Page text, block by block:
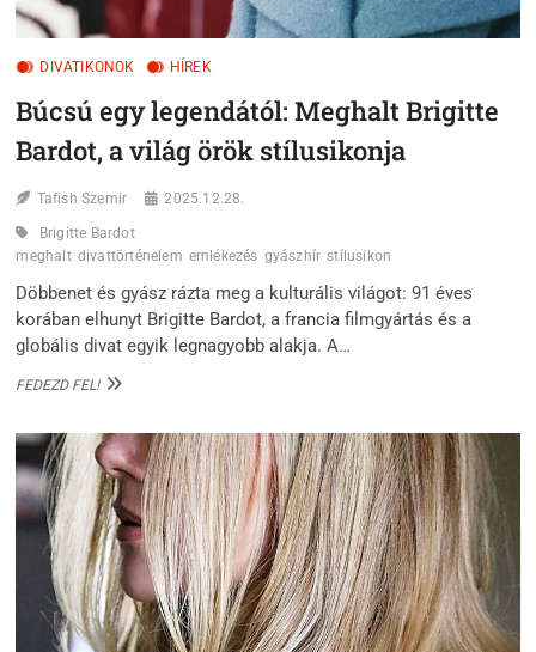
DIVATIKONOK HÍREK
Búcsú egy legendától: Meghalt Brigitte
Bardot, a világ örök stílusikonja
Tafish Szemir 2025.12.28.
Brigitte Bardot
meghalt divattörténelem emlékezés gyászhír stílusikon
Döbbenet és gyász rázta meg a kulturális világot: 91 éves
korában elhunyt Brigitte Bardot, a francia filmgyártás és a
globális divat egyik legnagyobb alakja. A…
FEDEZD FEL!BÚCSÚ
MEGHALT
BRIGITTE
BARDOT,
A
VILÁG
ÖRÖK
STÍLUSIKONJA